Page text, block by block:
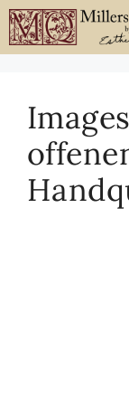
Zum
Inhalt
springen